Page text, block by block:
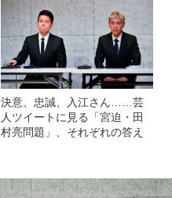
決意、忠誠、入江さん……芸
人ツイートに見る「宮迫・田
村亮問題」、それぞれの答え